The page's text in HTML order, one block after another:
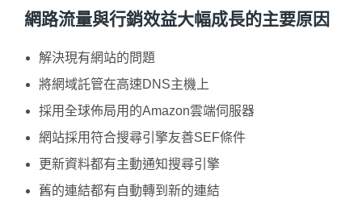
網路流量與行銷效益大幅成長的主要原因
解決現有網站的問題
將網域託管在高速DNS主機上
採用全球佈局用的Amazon雲端伺服器
網站採用符合搜尋引擎友善SEF條件
更新資料都有主動通知搜尋引擎
舊的連結都有自動轉到新的連結